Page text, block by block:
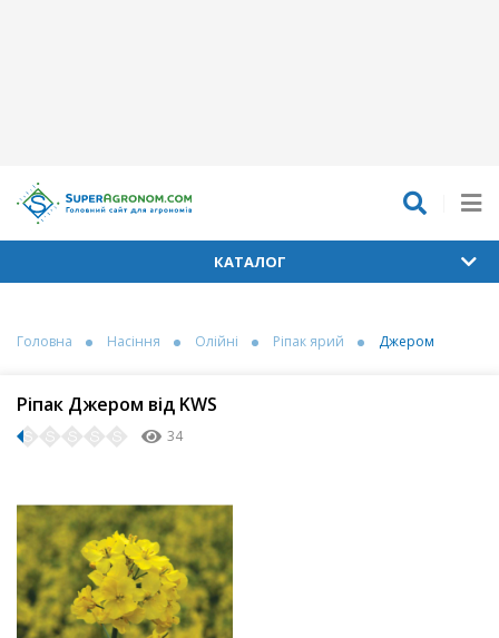
КАТАЛОГ
Головна Насіння Олійні Ріпак ярий Джером
Ріпак Джером від KWS
34